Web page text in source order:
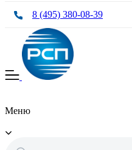
8 (495) 380-08-39
Меню